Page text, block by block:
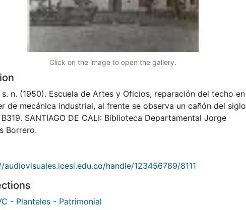
Click on the image to open the gallery.
s. n. (1950). Escuela de Artes y Oficios, reparación del techo en
de mecánica industrial, al frente se observa un cañón del siglo
B319. SANTIAGO DE CALI: Biblioteca Departamental Jorge
Borrero.
audiovisuales.icesi.edu.co/handle/123456789/8111
- Planteles - Patrimonial